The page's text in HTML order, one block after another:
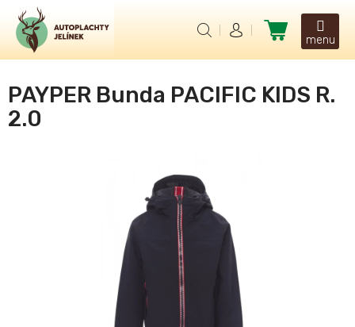
obsah
Nákupní
košík
PAYPER Bunda PACIFIC KIDS R.
2.0